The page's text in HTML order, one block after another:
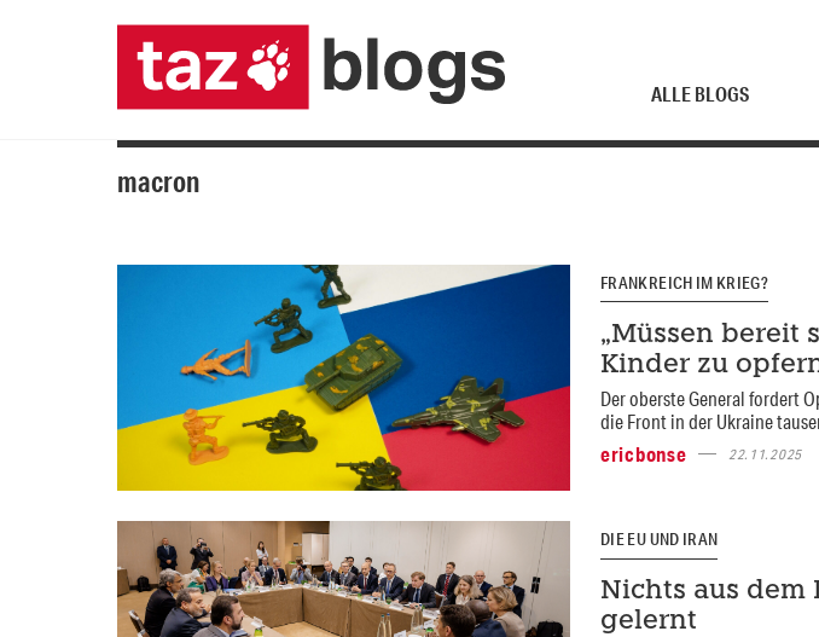
ALLE BLOGS
macron
FRANKREICH IM KRIEG?
„Müssen bereit
Kinder zu
Der oberste General fordert
die Front in der Ukraine
ericbonse
22.11.2025
DIE EU UND IRAN
Nichts aus dem
gelernt